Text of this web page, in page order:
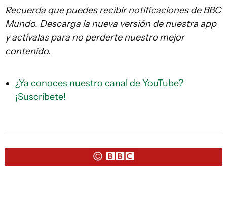
Recuerda quepuedes recibir notificaciones de BBC
Mundo. Descarga la nueva versión de nuestra app
y actívalas para no perderte nuestro mejor
contenido.
¿Ya conoces nuestro canal de YouTube?
¡Suscríbete!